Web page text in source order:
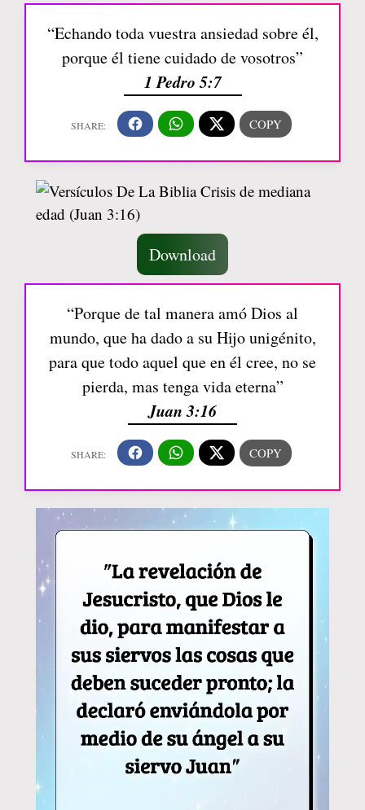
“Echando toda vuestra ansiedad sobre él,
porque él tiene cuidado de vosotros”
1 Pedro 5:7
Download
“Porque de tal manera amó Dios al
mundo, que ha dado a su Hijo unigénito,
para que todo aquel que en él cree, no se
pierda, mas tenga vida eterna”
Juan 3:16